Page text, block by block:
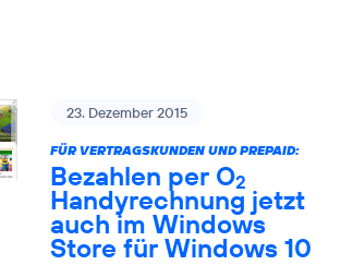
23. Dezember 2015
FÜR VERTRAGSKUNDEN UND PREPAID:
Bezahlen per O2
Handyrechnung jetzt
auch im Windows
Store für Windows 10